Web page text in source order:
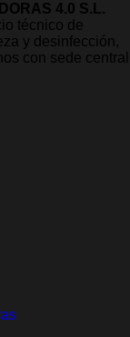
4.0 S.L.
técnico de
y desinfección,
con sede central